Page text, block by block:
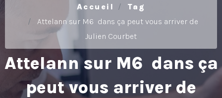
Accueil
Tag
Attelann sur M6 dans ça peut vous arriver de
Julien Courbet
Attelann sur M6 dans ça
peut vous arriver de